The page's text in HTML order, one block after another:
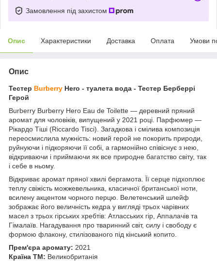
Замовлення під захистом
Опис Характеристики Доставка Оплата Умови
Опис
Тестер Burberry Hero - туалета вода - Тестер Берберрі
Герой
Burberry Burberry Hero Eau de Toilette — деревний пряний
аромат для чоловіків, випущений у 2021 році. Парфюмер —
Рікардо Тіші (Riccardo Tisci). Загадкова і смілива композиція
переосмислила мужність: новий герой не покорить природи,
руйнуючи і підкоряючи її собі, а гармонійно співіснує з нею,
відкриваючи і приймаючи як все природне багатство світу, так
і себе в ньому.
Відкриває аромат пряної хвилі бергамота. Її серце підхоплює
теплу свіжість можжевельника, класичної британської ноти,
всилену акцентом чорного перцю. Велетенський шлейф
зображає його величність кедра у вигляді трьох чарівних
масел з трьох гірських хребтів: Атласських гір, Аппалачів та
Гімалаїв. Нагадування про тваринний світ, силу і свободу є
формою флакону, стилізованого під кінський копито.
Прем'єра аромату: 2021
Країна ТМ: Великобританія